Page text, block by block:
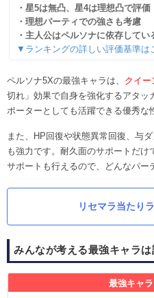
・星5は無凸、星4は理想凸で評価
・理想パーティでの強さも考慮
・主人公はペルソナに依存してい
▼ランキングの詳しい評価基準は
ペルソナ5Xの最強キャラは、 クイー
切れ」効果で自身を強化するアタッ
ポーターとしても活躍できる優秀な
また、HP回復や状態異常回復、与
も強力です。耐久面のサポートだ
サポートも行えるので、どんなパー
リセマラ当たり
みんなが考える最強キャラは
最強キャ